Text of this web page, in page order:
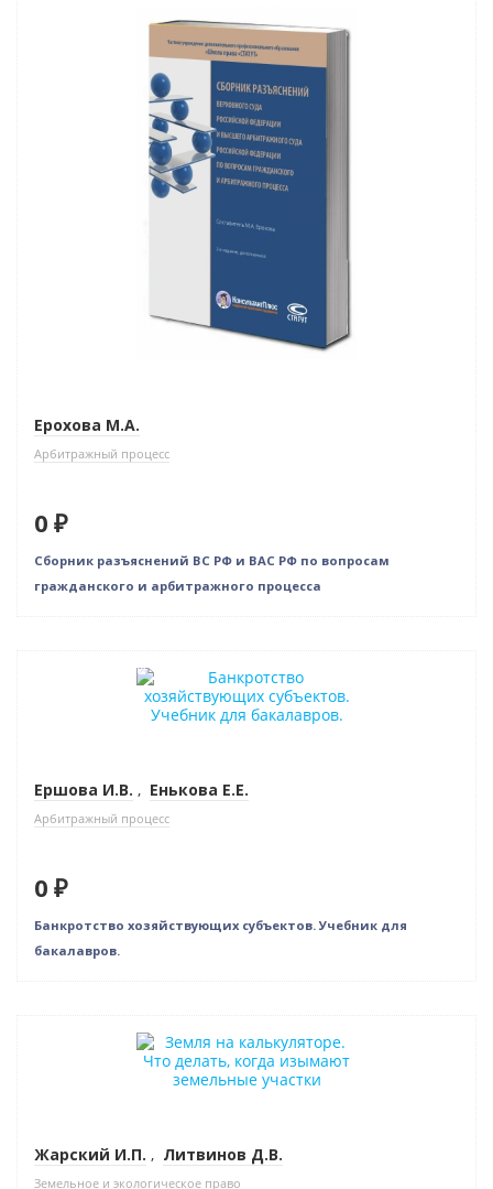
Ерохова М.А.
Арбитражный процесс
0 ₽
Сборник разъяснений ВС РФ и ВАС РФ по вопросам
гражданского и арбитражного процесса
Нет в наличии
Ершова И.В. , Енькова Е.Е.
Арбитражный процесс
0 ₽
Банкротство хозяйствующих субъектов. Учебник для
бакалавров.
Жарский И.П. , Литвинов Д.В.
Земельное и экологическое право